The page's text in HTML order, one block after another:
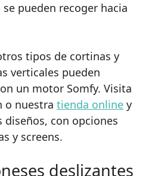
pueden recoger hacia
tipos de cortinas y
verticales pueden
un motor Somfy. Visita
o nuestra tienda online y
diseños, con opciones
y screens.
deslizantes